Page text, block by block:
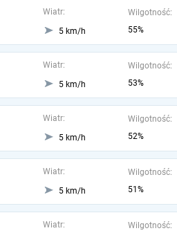
Wiatr:
5 km/h
Wilgotność:
55%
Wiatr:
5 km/h
Wilgotność:
53%
Wiatr:
5 km/h
Wilgotność:
52%
Wiatr:
5 km/h
Wilgotność:
51%
Wiatr:
Wilgotność: